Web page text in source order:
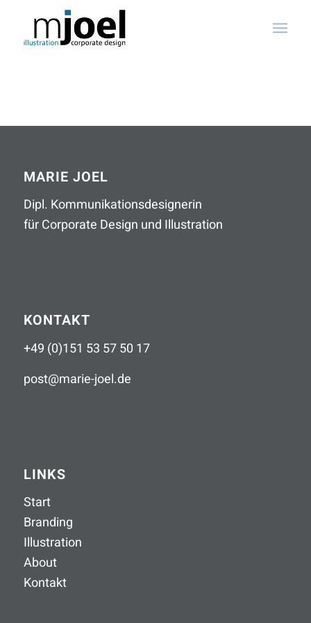
MARIE JOEL
Dipl. Kommunikationsdesignerin
für Corporate Design und Illustration
KONTAKT
+49 (0)151 53 57 50 17
post@marie-joel.de
LINKS
Start
Branding
Illustration
About
Kontakt